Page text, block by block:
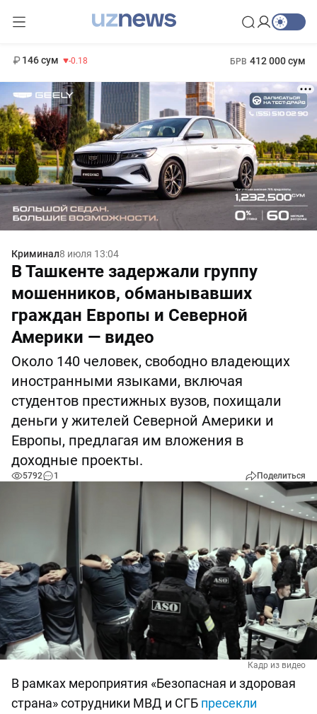
146 сум -0.18 БРВ 412 000 сум
Криминал8 июля 13:04
В Ташкенте задержали группу
мошенников, обманывавших
граждан Европы и Северной
Америки — видео
Около 140 человек, свободно владеющих
иностранными языками, включая
студентов престижных вузов, похищали
деньги у жителей Северной Америки и
Европы, предлагая им вложения в
доходные проекты.
5792 1 Поделиться
Кадр из видео
В рамках мероприятия «Безопасная и здоровая
страна» сотрудники МВД и СГБ пресекли